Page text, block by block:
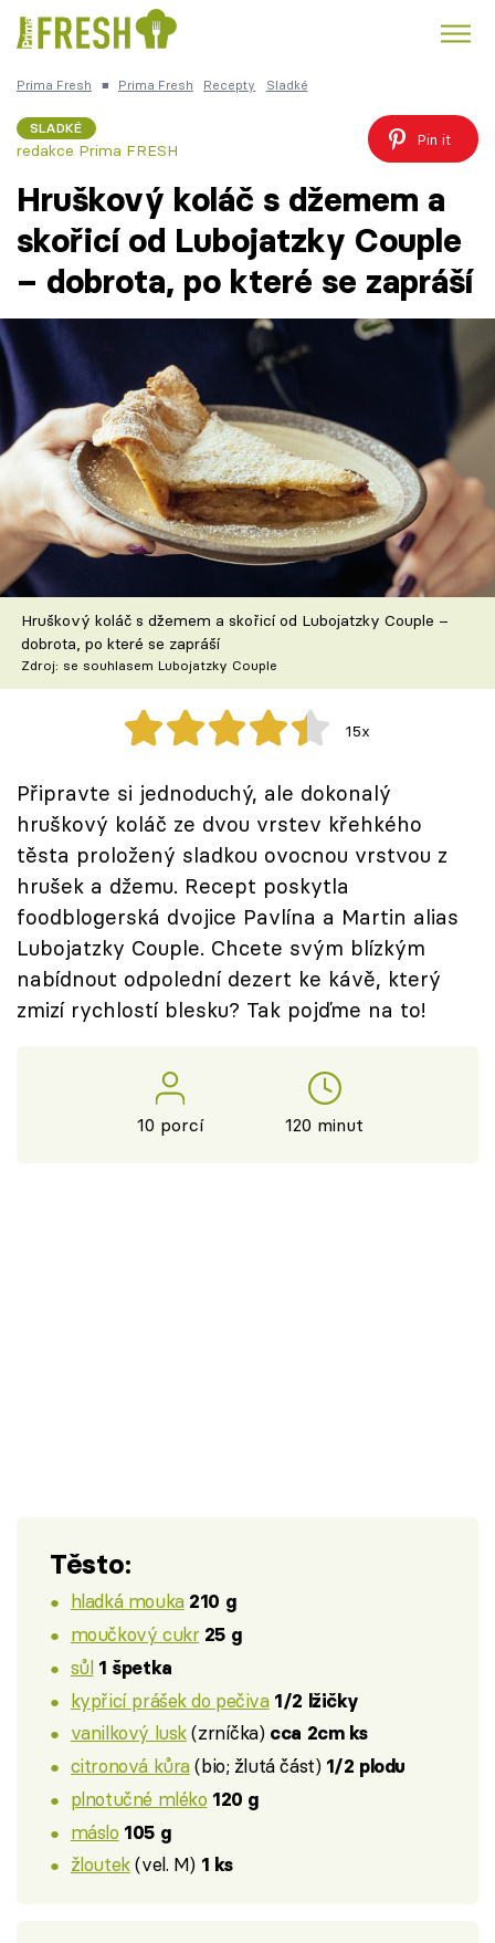
Česká kuchyně Čokoláda
Témata
Recepty
Články
TV Program
Škola vaření
Recepty z TV
Speciál: Cuketa
Těhotnej kuchař
Sledujte prima+
Přihlášení
Sledujte nás
Prima Fresh ■ Prima Fresh Recepty Sladké
SLADKÉ
redakce Prima FRESH
Pin it
Hruškový koláč s džemem a
skořicí od Lubojatzky Couple
– dobrota, po které se zapráší
Hruškový koláč s džemem a skořicí od Lubojatzky Couple –
dobrota, po které se zapráší
Zdroj: se souhlasem Lubojatzky Couple
15x
Připravte si jednoduchý, ale dokonalý
hruškový koláč ze dvou vrstev křehkého
těsta proložený sladkou ovocnou vrstvou z
hrušek a džemu. Recept poskytla
foodblogerská dvojice Pavlína a Martin alias
Lubojatzky Couple. Chcete svým blízkým
nabídnout odpolední dezert ke kávě, který
zmizí rychlostí blesku? Tak pojďme na to!
10 porcí 120 minut
Těsto:
hladká mouka 210 g
moučkový cukr 25 g
sůl 1 špetka
kypřicí prášek do pečiva 1/2 lžičky
vanilkový lusk(zrníčka) cca 2cm ks
citronová kůra(bio; žlutá část) 1/2 plodu
plnotučné mléko 120 g
máslo 105 g
žloutek(vel. M) 1 ks